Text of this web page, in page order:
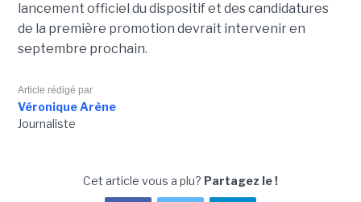
lancement officiel du dispositif et des candidatures
de la première promotion devrait intervenir en
septembre prochain.
Article rédigé par
Véronique Arène
Journaliste
Cet article vous a plu? Partagez le !